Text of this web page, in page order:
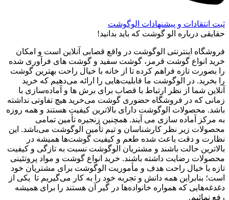
ثبت انتقادات و پیشنهادات الوگوشت
حقایقی درباره الو گوشت که باید بدانید!
فروشگاه اینترنتی الوگوشت در واقع قصابی آنلاین است و امکان
خرید انواع گوشت قرمز، گوشت سفید و گوشت های فرآوری شده
را بصورت تازه فراهم کرده تا از خانه با خیال راحت بهترین گوشت
را بخرید. در الوگوشت ما قابلیت‌هایی را ارائه می‌دهیم که خرید
آنلاین شما از نظر ارتباط با قصاب برای برش ها و آماده‌سازی با
زمانی که در فروشگاه حضوری گوشت می‌خرید هیچ تفاوتی نداشته
باشد. محصولات الوگوشت دارای بالاترین کیفیت هستند و همه روزه
به مرکز آماده سازی می آیند. همچنین زنجیره تأمین تمامی
محصولات زیر نظر کارشناسان و تیم تأمین الوگوشت می‌باشد. این
نظارت و دقت باعث شده طعم و کیفیت گوشت‌ها همیشه در
بالاترین حالت باشند و مشتریان الوگوشت نسبت به تازگی و کیفیت
محصولات رضایت داشته باشند. خرید انواع گوشت و مواد پروتئینی
تازه با خیال راحت هدف و مأموریت الوگوشت برای مشتریان خود
است؛ بنابراین همه دانش و تجربه خود را به کار می‌گیریم تا یکی از
دغدغه‌هایی که همواره خانواده‌ها در گیر آن هستند را برای همیشه
رفع نمائیم.